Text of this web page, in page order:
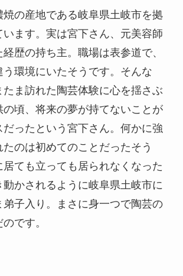
の産地である岐阜県土岐市を拠
います。実は宮下さん、元美容師
歴の持ち主。職場は表参道で、
環境にいたそうです。そんな
たま訪れた陶芸体験に心を揺さぶ
の頃、将来の夢が持てないことが
だったという宮下さん。何かに強
たのは初めてのことだったそう
ても立っても居られなくなった
かされるように岐阜県土岐市に
子入り。まさに身一つで陶芸の
です。